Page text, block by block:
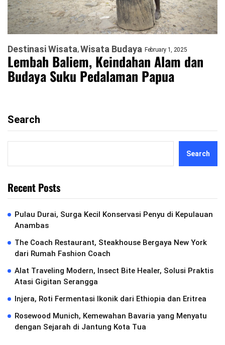
Destinasi Wisata Wisata Budaya February 1, 2025
Lembah Baliem, Keindahan Alam dan
Budaya Suku Pedalaman Papua
Search
Search
Recent Posts
Pulau Durai, Surga Kecil Konservasi Penyu di Kepulauan
Anambas
The Coach Restaurant, Steakhouse Bergaya New York
dari Rumah Fashion Coach
Alat Traveling Modern, Insect Bite Healer, Solusi Praktis
Atasi Gigitan Serangga
Injera, Roti Fermentasi Ikonik dari Ethiopia dan Eritrea
Rosewood Munich, Kemewahan Bavaria yang Menyatu
dengan Sejarah di Jantung Kota Tua